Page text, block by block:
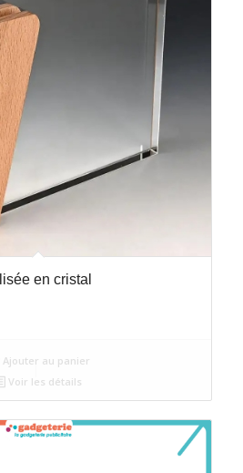
en cristal
Ajouter au panier
Voir les détails